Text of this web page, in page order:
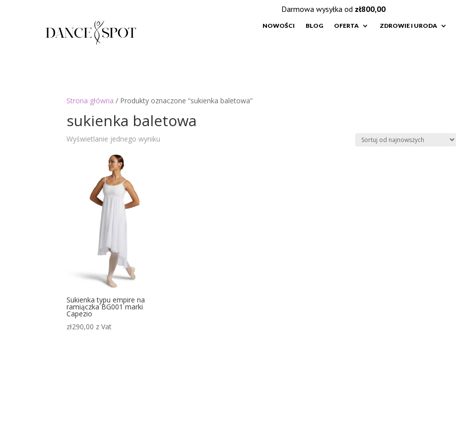
NOWOŚCI BLOG OFERTA ZDROWIE I URODA
Strona główna / Produkty oznaczone “sukienka baletowa”
sukienka baletowa
Wyświetlanie jednego wyniku
Sukienka typu empire na
ramiączka BG001 marki
Capezio
zł290,00 z Vat
Darmowa wysyłka od zł800,00